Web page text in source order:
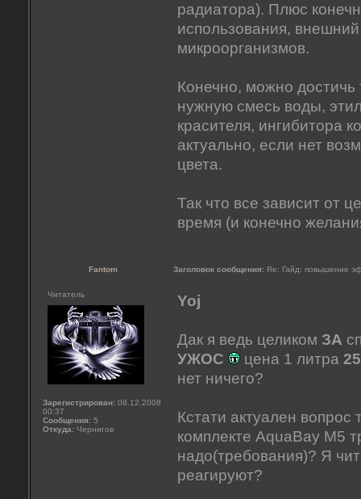
радиатора). Плюс
использования,
микроорганизмов.
Конечно, можно
нужную смесь воды,
красителя, ингибитора
актуально, если нет
цвета.
Так что все зависит от
время (и конечно
Fantom Заголовок сообщения: Re: Гайд: повышение
Читатель
Зарегистрирован: 08.12.2008
00:37
Сообщения: 5
Откуда: Чернигов
Yoj
Дак я ведь целиком ЗА
УЖОС
цена 1 литра
нет ничего?
Кстати актуален
комплекте AquaBay M5
надо(требования)? Я
реагируют?